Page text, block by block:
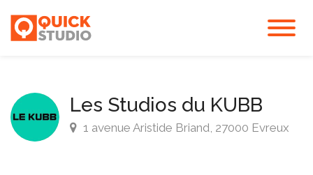
Les Studios du KUBB
1 avenue Aristide Briand, 27000 Evreux